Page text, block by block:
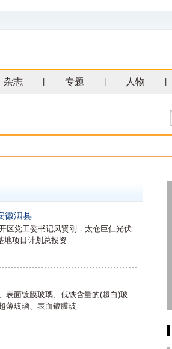
杂志 专题 人物
徽泗县
区党工委书记凤贤刚，太仓巨仁光伏
地项目计划总投资
表面镀膜玻璃、低铁含量的(超白)玻
薄玻璃、表面镀膜玻